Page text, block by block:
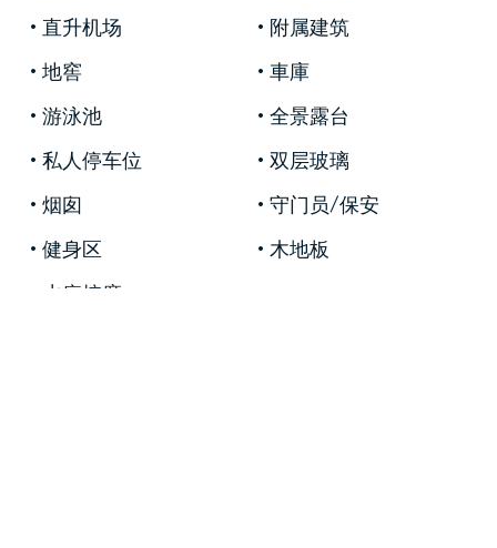
巨大的入口和一個迷人的冬季花園。
主別墅旁的農舍被分為兩個獨立的住宅單元，一
個供員工使用，另一個供客人使用。
像別墅一樣，質樸的別墅得到了完善的維護，並
配備了最新的系統。
對於那些在原始，親密的氛圍中尋求最大的奢華
和舒適感的人來說，這是一個完美的莊園。
直升机场
附属建筑
地窖
車庫
游泳池
全景露台
私人停车位
双层玻璃
烟囱
守门员/保安
健身区
木地板
水疗按摩